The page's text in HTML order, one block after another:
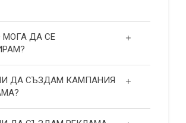
МОГА ДА СЕ
ДА СЪЗДАМ КАМПАНИЯ